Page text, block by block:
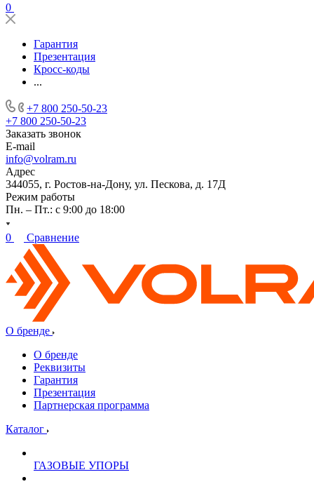
0
Гарантия
Презентация
Кросс-коды
...
+7 800 250-50-23
+7 800 250-50-23
Заказать звонок
E-mail
info@volram.ru
Адрес
344055, г. Ростов-на-Дону, ул. Пескова, д. 17Д
Режим работы
Пн. – Пт.: с 9:00 до 18:00
0 Сравнение
О бренде
О бренде
Реквизиты
Гарантия
Презентация
Партнерская программа
Каталог
ГАЗОВЫЕ УПОРЫ